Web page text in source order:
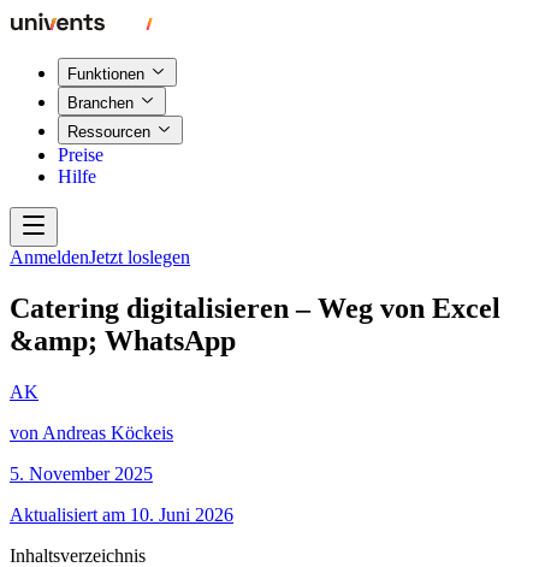
Funktionen
Branchen
Ressourcen
Preise
Hilfe
AnmeldenJetzt loslegen
Catering digitalisieren – Weg von Excel
&amp; WhatsApp
AK
von Andreas Köckeis
5. November 2025
Aktualisiert am 10. Juni 2026
Inhaltsverzeichnis